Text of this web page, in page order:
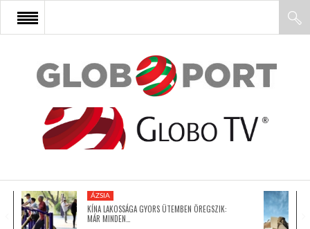
FŐOLDAL
AFRIKA
ÁZSIA
ÁZSIA
KÍNA LAKOSSÁGA GYORS ÜTEMBEN ÖREGSZIK:
MÁR MINDEN…